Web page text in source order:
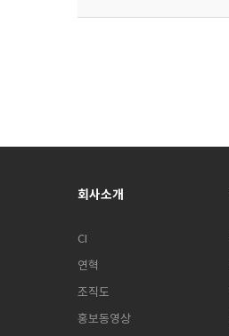
회사소개
CI
연혁
조직도
홍보동영상